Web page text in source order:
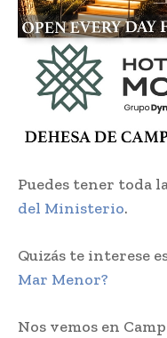
Puedes tener toda
del Ministerio.
Quizás te interese
Mar Menor?
Nos vemos en